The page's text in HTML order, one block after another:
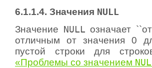
6.1.1.4. Значения NULL
Значение NULL означает
отличным от значения 0
пустой строки для
«Проблемы со значением